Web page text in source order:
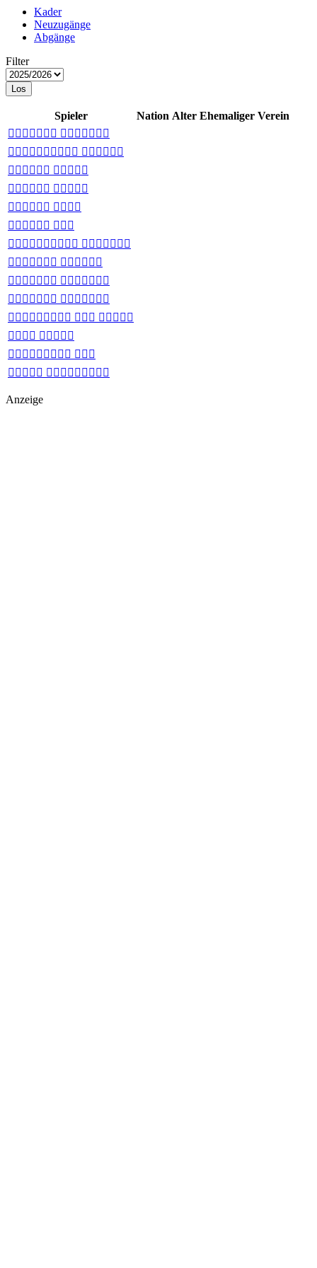
Kader
Neuzugänge
Abgänge
Filter
Los
Spieler Nation Alter Ehemaliger Verein
 
 
 
 
 
 
 
 
 
 
  
 
 
 
Anzeige